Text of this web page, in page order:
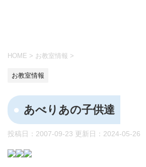
HOME > お教室情報 >
お教室情報
あべりあの子供達
投稿日：2007-09-23 更新日： 2024-05-26